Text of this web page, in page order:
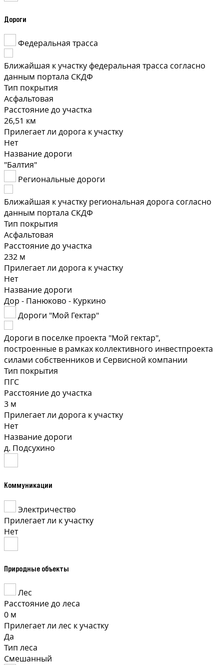
Дороги
Федеральная трасса
Ближайшая к участку федеральная трасса согласно
данным портала СКДФ
Тип покрытия
Асфальтовая
Расстояние до участка
26,51 км
Прилегает ли дорога к участку
Нет
Название дороги
"Балтия"
Региональные дороги
Ближайшая к участку региональная дорога согласно
данным портала СКДФ
Тип покрытия
Асфальтовая
Расстояние до участка
232 м
Прилегает ли дорога к участку
Нет
Название дороги
Дор - Панюково - Куркино
Дороги "Мой Гектар"
Дороги в поселке проекта "Мой гектар",
построенные в рамках коллективного инвестпроекта
силами собственников и Сервисной компании
Тип покрытия
ПГС
Расстояние до участка
3 м
Прилегает ли дорога к участку
Нет
Название дороги
д. Подсухино
Коммуникации
Электричество
Прилегает ли к участку
Нет
Природные объекты
Лес
Расстояние до леса
0 м
Прилегает ли лес к участку
Да
Тип леса
Смешанный